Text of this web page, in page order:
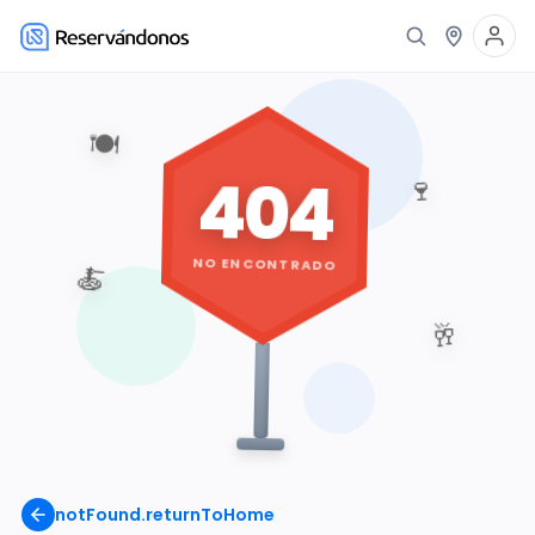
notFound.returnToHome
🍽️
🍷
🥂
🍝
404
NO ENCONTRADO